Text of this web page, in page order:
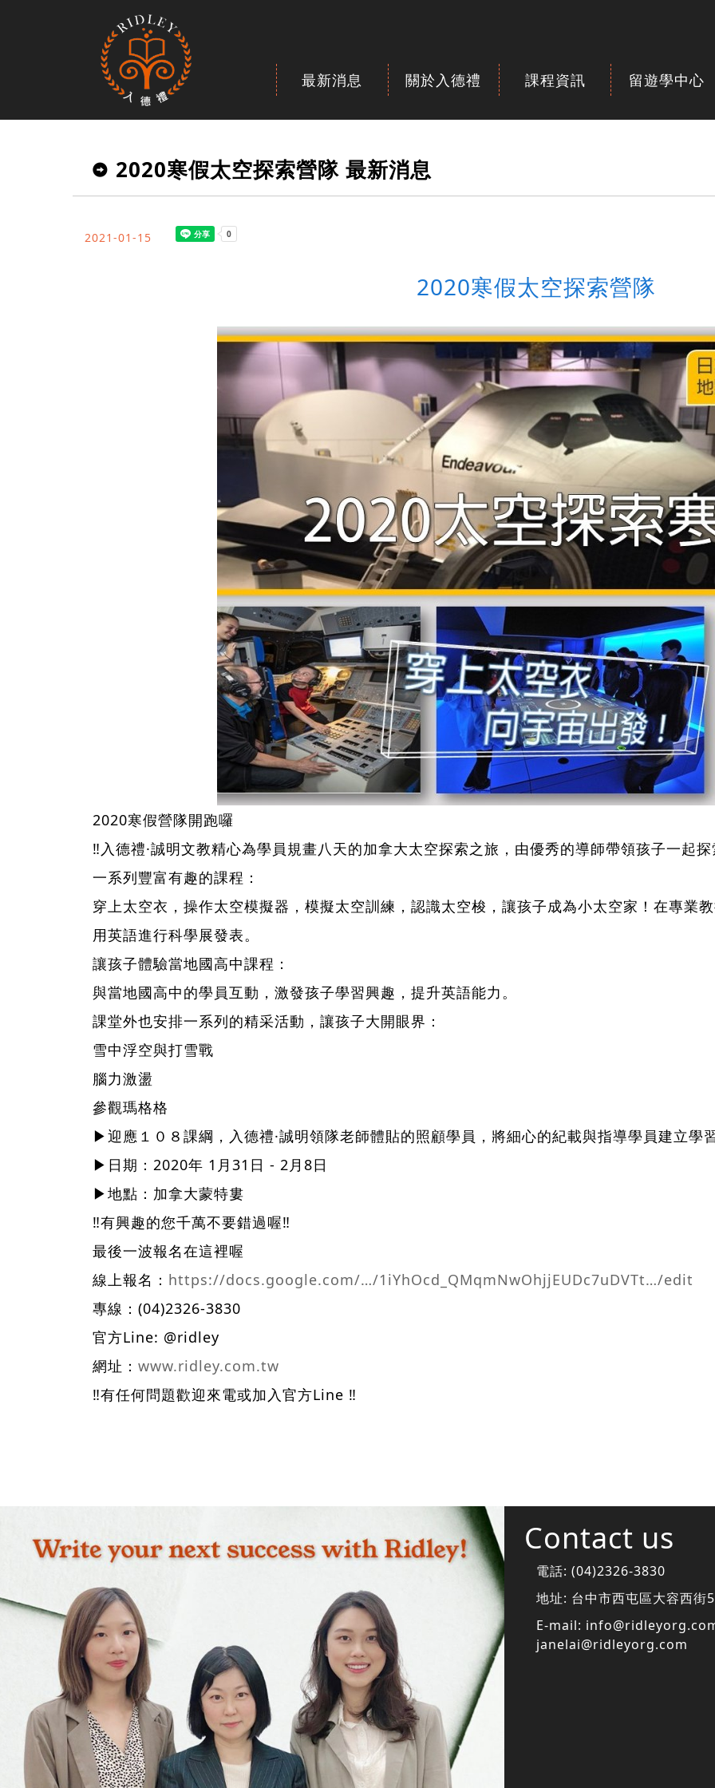
最新消息 關於入德禮 課程資訊 留遊學中心
2020寒假太空探索營隊 最新消息
2021-01-15
2020寒假太空探索營隊
2020寒假營隊開跑囉
‼入德禮·誠明文教精心為學員規畫八天的加拿大太空探索之旅，由優秀的導師帶領孩子一起
一系列豐富有趣的課程：
穿上太空衣，操作太空模擬器，模擬太空訓練，認識太空梭，讓孩子成為小太空家！在專業
用英語進行科學展發表。
讓孩子體驗當地國高中課程：
與當地國高中的學員互動，激發孩子學習興趣，提升英語能力。
課堂外也安排一系列的精采活動，讓孩子大開眼界：
雪中浮空與打雪戰
腦力激盪
參觀瑪格格
▶迎應１０８課綱，入德禮·誠明領隊老師體貼的照顧學員，將細心的紀載與指導學員建立學習
▶日期：2020年 1月31日 - 2月8日
▶地點：加拿大蒙特婁
‼有興趣的您千萬不要錯過喔‼
最後一波報名在這裡喔
線上報名： https://docs.google.com/…/1iYhOcd_QMqmNwOhjjEUDc7uDVTt…/edit
專線：(04)2326-3830
官方Line: @ridley
網址： www.ridley.com.tw
‼有任何問題歡迎來電或加入官方Line ‼
Contact us
電話: (04)2326-3830
地址: 台中市西屯區大容西街
E-mail:
janelai@ridleyorg.com